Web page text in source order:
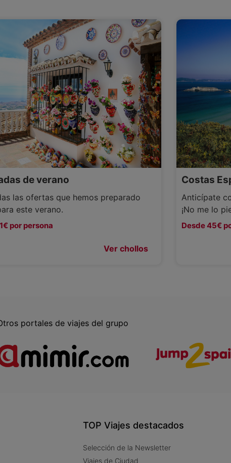
de verano
las ofertas que hemos preparado
este verano.
por persona
Ver chollos
Costas
Anticípate
¡No me lo
Desde 45€
portales de viajes del grupo
TOP Viajes destacados
Selección de la Newsletter
Viajes de Ciudad